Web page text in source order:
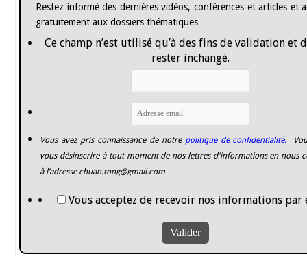
Restez informé des dernières vidéos, conférences et articles et
gratuitement aux dossiers thématiques
Ce champ n’est utilisé qu’à des fins de validation et
rester inchangé.
Vous avez pris connaissance de notrepolitique de confidentialité.
vous désinscrire à tout moment de nos lettres d'informations en nous
à l’adresse chuan.tong@gmail.com
Vous acceptez de recevoir nos informations par